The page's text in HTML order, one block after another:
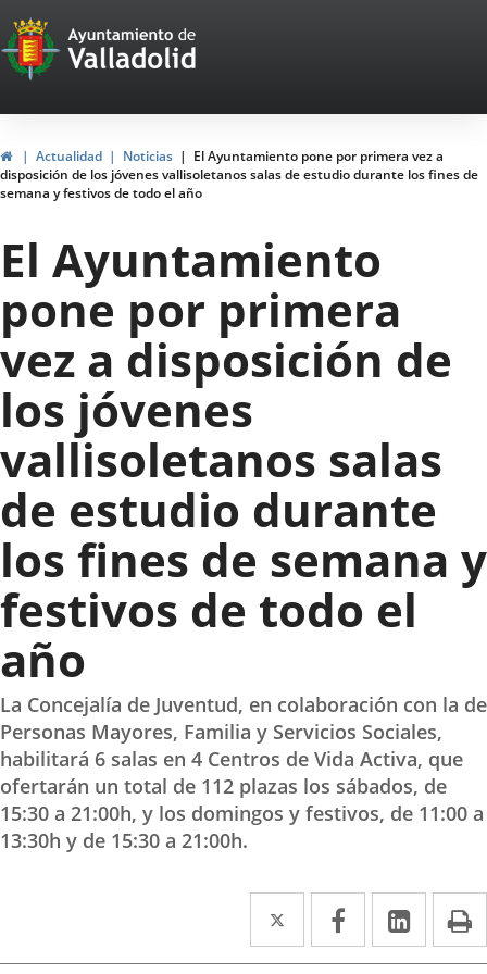
Portal
Web
del
Ayuntamiento
de
Valladolid
InicioActualidad Noticias
El Ayuntamiento pone por primera vez a
disposición de los jóvenes vallisoletanos salas de estudio durante los fines de
semana y festivos de todo el año
El Ayuntamiento
pone por primera
vez a disposición de
los jóvenes
vallisoletanos salas
de estudio durante
los fines de semana y
festivos de todo el
año
La Concejalía de Juventud, en colaboración con la de
Personas Mayores, Familia y Servicios Sociales,
habilitará 6 salas en 4 Centros de Vida Activa, que
ofertarán un total de 112 plazas los sábados, de
15:30 a 21:00h, y los domingos y festivos, de 11:00 a
13:30h y de 15:30 a 21:00h.
Twitter
Enlace
a
Facebook
Enlace
a
Enlace
a